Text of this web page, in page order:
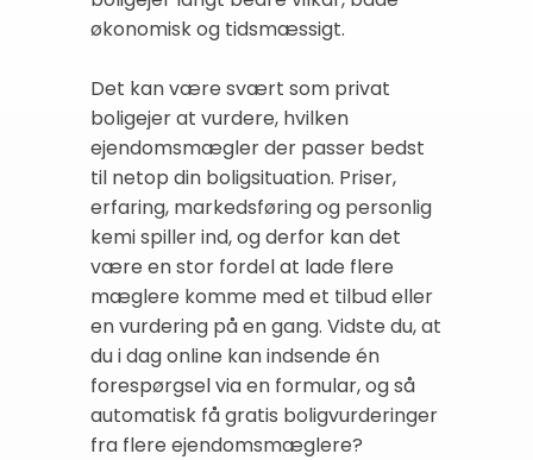
økonomisk og tidsmæssigt.
Det kan være svært som privat
boligejer at vurdere, hvilken
ejendomsmægler der passer bedst
til netop din boligsituation. Priser,
erfaring, markedsføring og personlig
kemi spiller ind, og derfor kan det
være en stor fordel at lade flere
mæglere komme med et tilbud eller
en vurdering på en gang. Vidste du, at
du i dag online kan indsende én
forespørgsel via en formular, og så
automatisk få gratis boligvurderinger
fra flere ejendomsmæglere?